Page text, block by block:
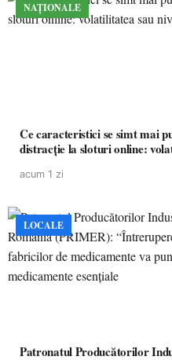
NAȚIONALE
Ce caracteristici se simt mai
distracție la sloturi online:
acum 1 zi
LOCALE
Patronatul Producătorilor